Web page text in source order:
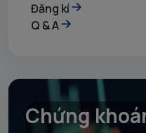
Đăng kí
Q & A
Chứng